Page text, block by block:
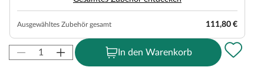
Ausgewähltes Zubehör gesamt 111,80 €
In den Warenkorb